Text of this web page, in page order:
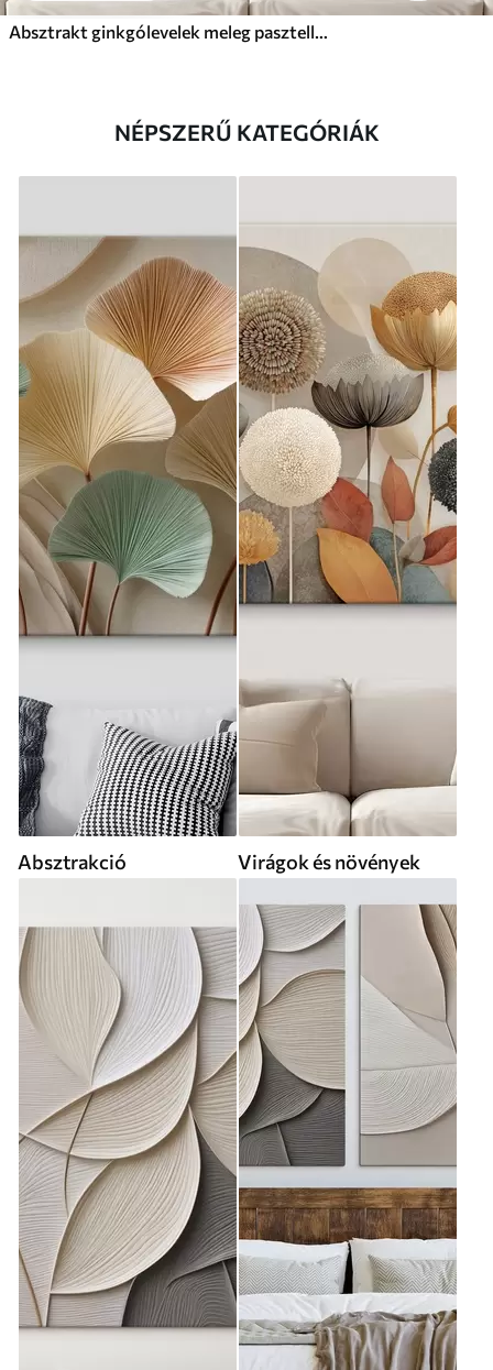
Absztrakt ginkgólevelek meleg pasztell színekben
NÉPSZERŰ KATEGÓRIÁK
Absztrakció Virágok és növények